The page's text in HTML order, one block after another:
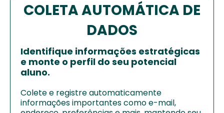
COLETA AUTOMÁTICA DE
DADOS
Identifique informações estratégicas
e monte o perfil do seu potencial
aluno.
Colete e registre automaticamente
informações importantes como e-mail,